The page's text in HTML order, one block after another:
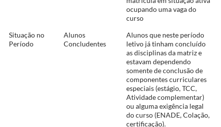
ocupando uma vaga do
curso
Situação no
Período
Alunos
Concludentes
Alunos que neste período
letivo já tinham concluído
as disciplinas da matriz e
estavam dependendo
somente de conclusão de
componentes curriculares
especiais (estágio, TCC,
Atividade complementar)
ou alguma exigência legal
do curso (ENADE, Colação,
certificação).